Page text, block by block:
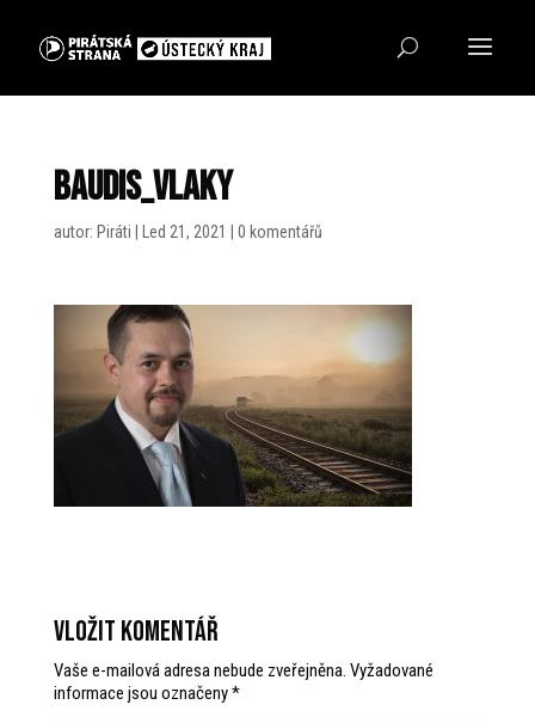
Baudis_vlaky
autor: Piráti Led 21, 2021 0 komentářů
Vložit komentář
Vaše e-mailová adresa nebude zveřejněna. Vyžadované
informace jsou označeny*